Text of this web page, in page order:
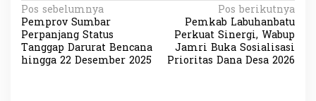
N
a
v
Pos sebelumnya
Pemprov Sumbar
Perpanjang Status
Tanggap Darurat Bencana
hingga 22 Desember 2025
Pos berikutnya
Pemkab Labuhanbatu
Perkuat Sinergi, Wabup
Jamri Buka Sosialisasi
Prioritas Dana Desa 2026